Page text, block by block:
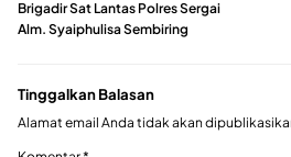
Brigadir Sat Lantas Polres Sergai
Alm. Syaiphulisa Sembiring
Tinggalkan Balasan
Alamat email Anda tidak akan